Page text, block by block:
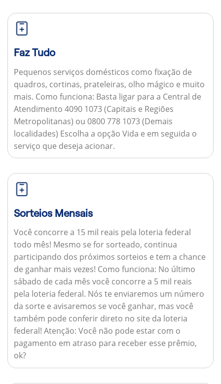
Faz Tudo
Pequenos serviços domésticos como fixação de
quadros, cortinas, prateleiras, olho mágico e muito
mais. Como funciona: Basta ligar para a Central de
Atendimento 4090 1073 (Capitais e Regiões
Metropolitanas) ou 0800 778 1073 (Demais
localidades) Escolha a opção Vida e em seguida o
serviço que deseja acionar.
Sorteios Mensais
Você concorre a 15 mil reais pela loteria federal
todo mês! Mesmo se for sorteado, continua
participando dos próximos sorteios e tem a chance
de ganhar mais vezes! Como funciona: No último
sábado de cada mês você concorre a 5 mil reais
pela loteria federal. Nós te enviaremos um número
da sorte e avisaremos se você ganhar, mas você
também pode conferir direto no site da loteria
federal! Atenção: Você não pode estar com o
pagamento em atraso para receber esse prêmio,
ok?